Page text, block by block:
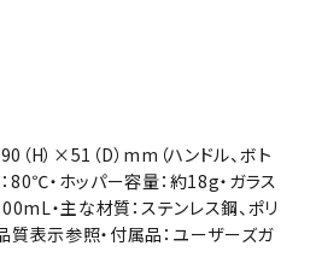
（H）×51（D）mm（ハンドル、ボト
80℃・ホッパー容量：約18g・ガラス
・主な材質：ステンレス鋼、ポリ
質表示参照・付属品：ユーザーズガ